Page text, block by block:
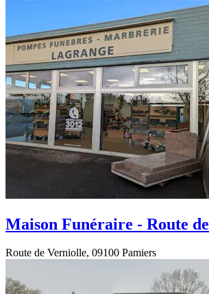
Maison Funéraire - Route
Route de Verniolle, 09100 Pamiers